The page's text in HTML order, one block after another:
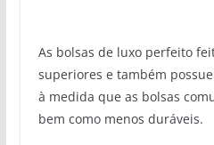
As bolsas de luxo perfeito
superiores e também
à medida que as bolsas
bem como menos duráveis.